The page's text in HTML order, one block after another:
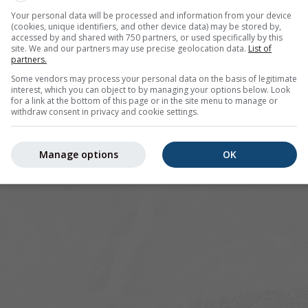
für Wünnewil bietet alle Wetterinformationen in 3 einfachen
Schweiz
Your personal data will be processed and information from your device
(cookies, unique identifiers, and other device data) may be stored by,
accessed by and shared with 750 partners, or used specifically by this
site. We and our partners may use precise geolocation data. List of
partners.
Some vendors may process your personal data on the basis of legitimate
interest, which you can object to by managing your options below. Look
for a link at the bottom of this page or in the site menu to manage or
withdraw consent in privacy and cookie settings.
OK
Manage options